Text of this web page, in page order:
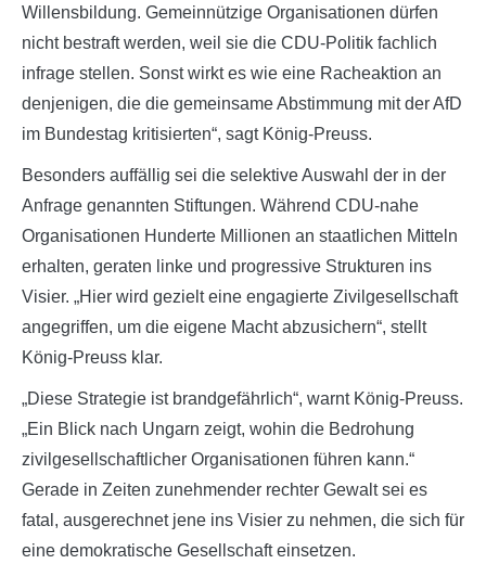
Willensbildung. Gemeinnützige Organisationen dürfen
nicht bestraft werden, weil sie die CDU-Politik fachlich
infrage stellen. Sonst wirkt es wie eine Racheaktion an
denjenigen, die die gemeinsame Abstimmung mit der AfD
im Bundestag kritisierten“, sagt König-Preuss.
Besonders auffällig sei die selektive Auswahl der in der
Anfrage genannten Stiftungen. Während CDU-nahe
Organisationen Hunderte Millionen an staatlichen Mitteln
erhalten, geraten linke und progressive Strukturen ins
Visier. „Hier wird gezielt eine engagierte Zivilgesellschaft
angegriffen, um die eigene Macht abzusichern“, stellt
König-Preuss klar.
„Diese Strategie ist brandgefährlich“, warnt König-Preuss.
„Ein Blick nach Ungarn zeigt, wohin die Bedrohung
zivilgesellschaftlicher Organisationen führen kann.“
Gerade in Zeiten zunehmender rechter Gewalt sei es
fatal, ausgerechnet jene ins Visier zu nehmen, die sich für
eine demokratische Gesellschaft einsetzen.